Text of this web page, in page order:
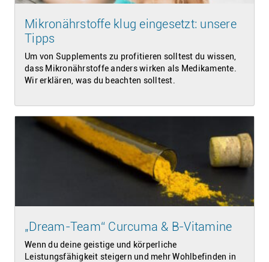
Mikronährstoffe klug eingesetzt: unsere
Tipps
Um von Supplements zu profitieren solltest du wissen,
dass Mikronährstoffe anders wirken als Medikamente.
Wir erklären, was du beachten solltest.
„Dream-Team“ Curcuma & B-Vitamine
Wenn du deine geistige und körperliche
Leistungsfähigkeit steigern und mehr Wohlbefinden in